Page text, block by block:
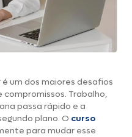
um dos maiores desafios
Trabalho,
passa rápido e a
plano. O curso
para mudar esse